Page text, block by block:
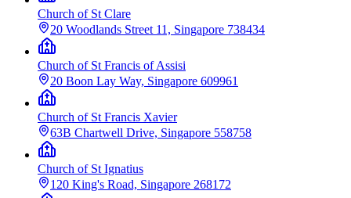
Church of St Clare
20 Woodlands Street 11, Singapore 738434
Church of St Francis of Assisi
20 Boon Lay Way, Singapore 609961
Church of St Francis Xavier
63B Chartwell Drive, Singapore 558758
Church of St Ignatius
120 King's Road, Singapore 268172